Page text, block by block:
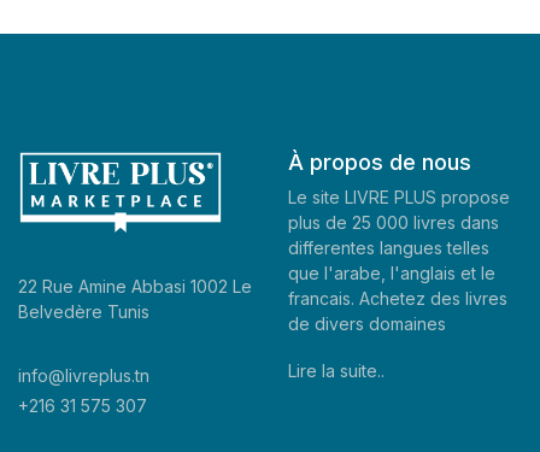
22 Rue Amine Abbasi 1002 Le
Belvedère Tunis
info@livreplus.tn
+216 31 575 307
À propos de nous
Le site LIVRE PLUS propose
plus de 25 000 livres dans
differentes langues telles
que l'arabe, l'anglais et le
francais. Achetez des livres
de divers domaines
Lire la suite..